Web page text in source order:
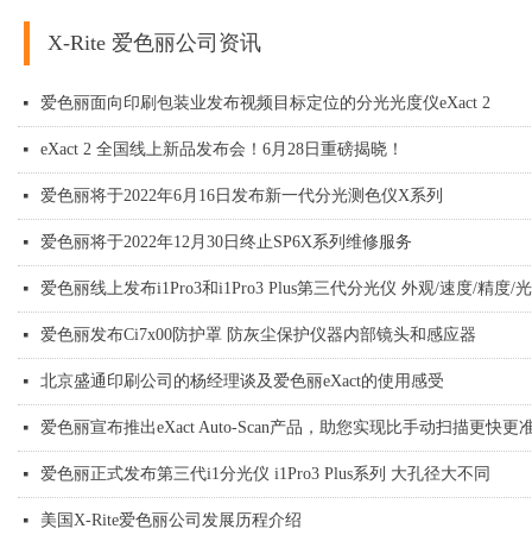
X-Rite 爱色丽公司资讯
넷 爱色丽面向印刷包装业发布视频目标定位的分光光度仪eXact 2
넷 eXact 2 全国线上新品发布会！6月28日重磅揭晓！
넷 爱色丽将于2022年6月16日发布新一代分光测色仪X系列
넷 爱色丽将于2022年12月30日终止SP6X系列维修服务
넷 爱色丽线上发布i1Pro3和i1Pro3 Plus第三代分光仪 外观/速度/精度/
넷 爱色丽发布Ci7x00防护罩 防灰尘保护仪器内部镜头和感应器
넷 北京盛通印刷公司的杨经理谈及爱色丽eXact的使用感受
넷 爱色丽宣布推出eXact Auto-Scan产品，助您实现比手动扫描更快更
넷 爱色丽正式发布第三代i1分光仪 i1Pro3 Plus系列 大孔径大不同
넷 美国X-Rite爱色丽公司发展历程介绍